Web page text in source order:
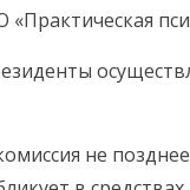
не